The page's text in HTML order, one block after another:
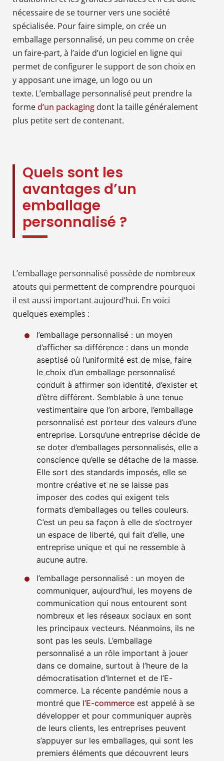
nécessaire de se tourner vers une société
spécialisée. Pour faire simple, on crée un
emballage personnalisé, un peu comme on crée
un faire-part, à l’aide d’un logiciel en ligne qui
permet de configurer le support de son choix en
y apposant une image, un logo ou un
texte. L’emballage personnalisé peut prendre la
formed’un packaging dont la taille généralement
plus petite sert de contenant.
Quels sont les
avantages d’un
emballage
personnalisé ?
L’emballage personnalisé possède de nombreux
atouts qui permettent de comprendre pourquoi
il est aussi important aujourd’hui. En voici
quelques exemples :
l’emballage personnalisé : un moyen
d’afficher sa différence : dans un monde
aseptisé où l’uniformité est de mise, faire
le choix d’un emballage personnalisé
conduit à affirmer son identité, d’exister et
d’être différent. Semblable à une tenue
vestimentaire que l’on arbore, l’emballage
personnalisé est porteur des valeurs d’une
entreprise. Lorsqu’une entreprise décide de
se doter d’emballages personnalisés, elle a
conscience qu’elle se détache de la masse.
Elle sort des standards imposés, elle se
montre créative et ne se laisse pas
imposer des codes qui exigent tels
formats d’emballages ou telles couleurs.
C’est un peu sa façon à elle de s’octroyer
un espace de liberté, qui fait d’elle, une
entreprise unique et qui ne ressemble à
aucune autre.
l’emballage personnalisé : un moyen de
communiquer, aujourd’hui, les moyens de
communication qui nous entourent sont
nombreux et les réseaux sociaux en sont
les principaux vecteurs. Néanmoins, ils ne
sont pas les seuls. L’emballage
personnalisé a un rôle important à jouer
dans ce domaine, surtout à l’heure de la
démocratisation d’Internet et de l’E-
commerce. La récente pandémie nous a
montré que l’E-commerce est appelé à se
développer et pour communiquer auprès
de leurs clients, les entreprises peuvent
s’appuyer sur les emballages, qui sont les
premiers éléments que découvrent leurs